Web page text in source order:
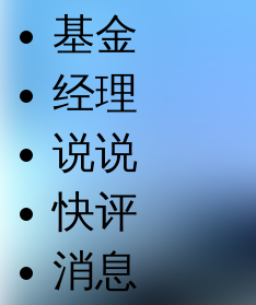
基金
经理
说说
快评
消息